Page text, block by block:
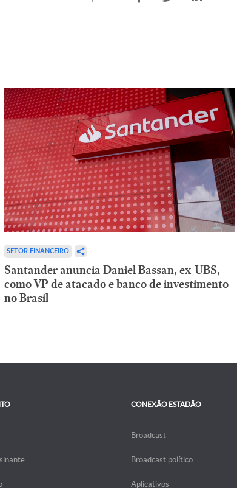
SETOR FINANCEIRO
Santander anuncia Daniel Bassan, ex-UBS,
como VP de atacado e banco de investimento
no Brasil
CONEXÃO ESTADÃO
Broadcast
Broadcast político
Aplicativos